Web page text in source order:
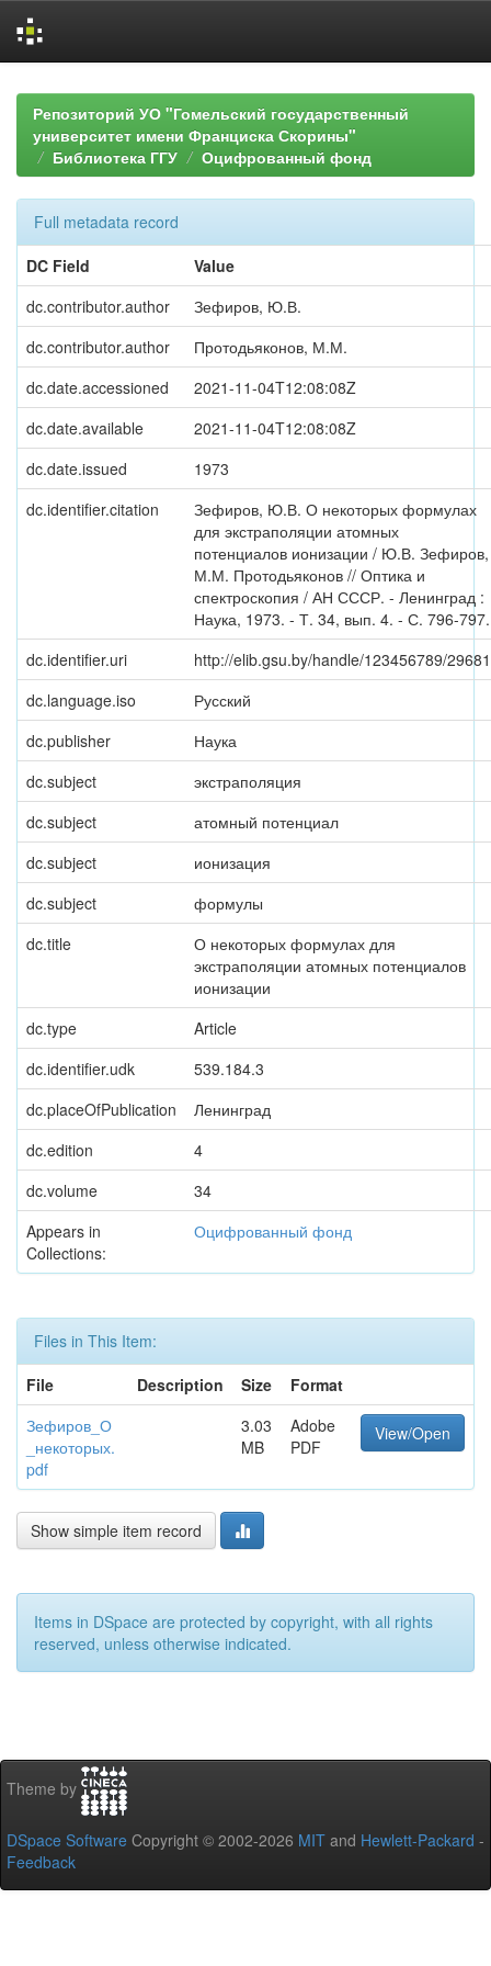
navigationРепозиторий УО "Гомельский государственный
университет имени Франциска Скорины"
Библиотека ГГУ
Оцифрованный фонд
Full metadata record
DC Field
Value
dc.contributor.author
Зефиров, Ю.В.
dc.contributor.author
Протодьяконов, М.М.
dc.date.accessioned
2021-11-04T12:08:08Z
dc.date.available
2021-11-04T12:08:08Z
dc.date.issued
1973
dc.identifier.citation
Зефиров, Ю.В. О некоторых формулах
для экстраполяции атомных
потенциалов ионизации / Ю.В. Зефиров,
М.М. Протодьяконов // Оптика и
спектроскопия / АН СССР. - Ленинград :
Наука, 1973. - Т. 34, вып. 4. - С. 796-797.
dc.identifier.uri
http://elib.gsu.by/handle/123456789/29681
dc.language.iso
Русский
dc.publisher
Наука
dc.subject
экстраполяция
dc.subject
атомный потенциал
dc.subject
ионизация
dc.subject
формулы
dc.title
О некоторых формулах для
экстраполяции атомных потенциалов
ионизации
dc.type
Article
dc.identifier.udk
539.184.3
dc.placeOfPublication
Ленинград
dc.edition
4
dc.volume
34
Appears in
Collections:
Оцифрованный фонд
Files in This Item:
File
Description Size
Format
Зефиров_О
_некоторых.
pdf
3.03
MB
Adobe
PDF
View/Open
Show simple item record
Items in DSpace are protected by copyright, with all rights
reserved, unless otherwise indicated.
Theme by
DSpace Software Copyright © 2002-2026 MIT and Hewlett-Packard -
Feedback